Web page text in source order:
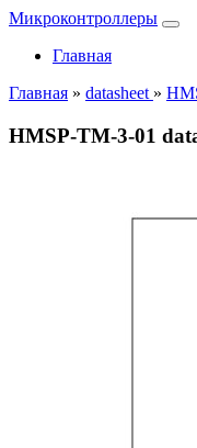
Микроконтроллеры
Главная
Главная » datasheet »
HMSP-TM-3-01